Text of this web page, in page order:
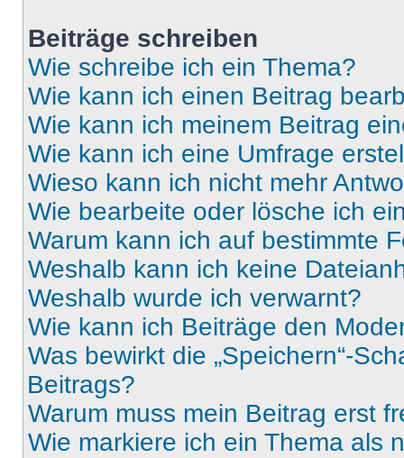
Beiträge schreiben
Wie schreibe ich ein Thema?
Wie kann ich einen Beitrag
Wie kann ich meinem Beitrag
Wie kann ich eine Umfrage
Wieso kann ich nicht mehr
Wie bearbeite oder lösche ich
Warum kann ich auf bestimmte
Weshalb kann ich keine
Weshalb wurde ich verwarnt?
Wie kann ich Beiträge den
Was bewirkt die „Speichern“-
Beitrags?
Warum muss mein Beitrag erst
Wie markiere ich ein Thema als